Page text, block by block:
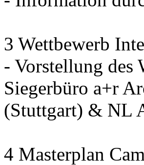
3 Wettbewerb
- Vorstellung des
Siegerbüro a+r
(Stuttgart) & NL
4 Masterplan